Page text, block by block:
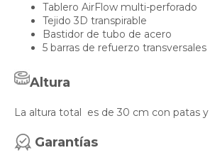
Tablero AirFlow multi-perforado
Tejido 3D transpirable
Bastidor de tubo de acero
5 barras de refuerzo transversales
Altura
La altura total es de 30 cm con patas
Garantías